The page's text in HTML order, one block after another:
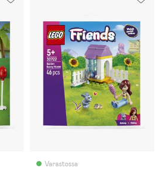
Varastossa